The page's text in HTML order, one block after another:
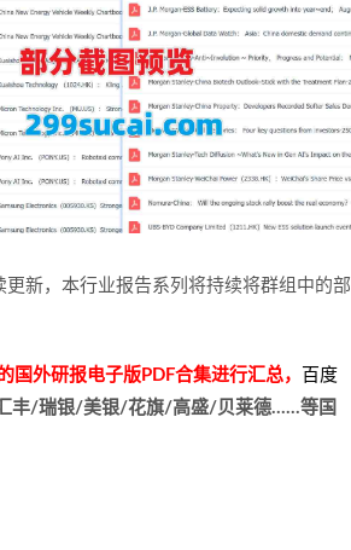
新，本行业报告系列将持续将群组中的部
外研报电子版PDF合集进行汇总，
百度
丰/瑞银/美银/花旗/高盛/贝莱德……等国